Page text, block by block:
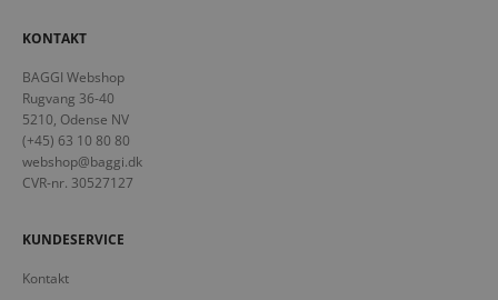
KONTAKT
BAGGI Webshop
Rugvang 36-40
5210, Odense NV
(+45) 63 10 80 80
webshop@baggi.dk
CVR-nr. 30527127
KUNDESERVICE
Kontakt